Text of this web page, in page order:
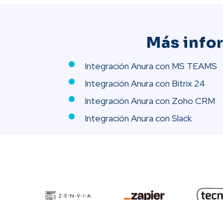
Más
Integración Anura con MS TEAMS
Integración Anura con Bitrix 24
Integración Anura con Zoho CRM
Integración Anura con Slack